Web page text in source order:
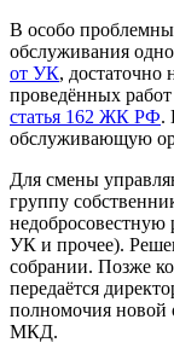
В особо
обслуживания
от УК, достаточно
проведённых
статья 162 ЖК РФ.
обслуживающую
Для смены
группу
УК и прочее).
собрании. Позже
передаётся
полномочия новой
МКД.